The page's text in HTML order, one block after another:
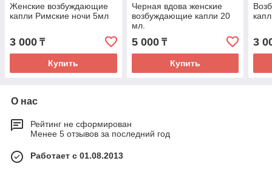
Женские возбуждающие
капли Римские ночи 5мл
3 000 ₸
Купить
Черная вдова женские
возбуждающие капли 20
мл.
5 000₸
Купить
3
О нас
Рейтинг не сформирован
Менее 5 отзывов за последний год
Работает с 01.08.2013